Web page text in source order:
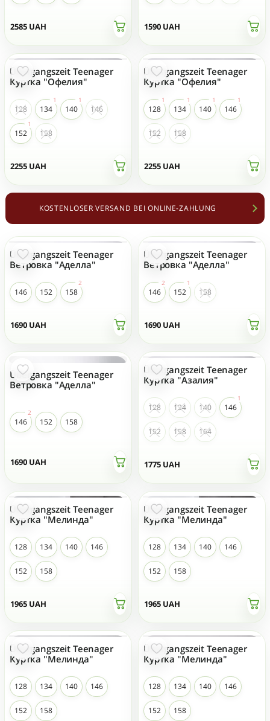
2585 UAH 1590 UAH
2255 UAH
Übergangszeit Teenager
Куртка "Офелия"
128 134 140 146
152 158
2255 UAH
Übergangszeit Teenager
Куртка "Офелия"
128 134 140 146
152 158
KOSTENLOSER VERSAND BEI ONLINE-ZAHLUNG
1690 UAH
Übergangszeit Teenager
Ветровка "Аделла"
146 152 158
1690 UAH
Übergangszeit Teenager
Ветровка "Аделла"
146 152 158
1690 UAH
Übergangszeit Teenager
Ветровка "Аделла"
146 152 158
1775 UAH
Übergangszeit Teenager
Куртка "Азалия"
128 134 140 146
152 158 164
1965 UAH
Übergangszeit Teenager
Куртка "Мелинда"
128 134 140 146
152 158
1965 UAH
Übergangszeit Teenager
Куртка "Мелинда"
128 134 140 146
152 158
Übergangszeit Teenager
Куртка "Мелинда"
128 134 140 146
152 158
Übergangszeit Teenager
Куртка "Мелинда"
128 134 140 146
152 158